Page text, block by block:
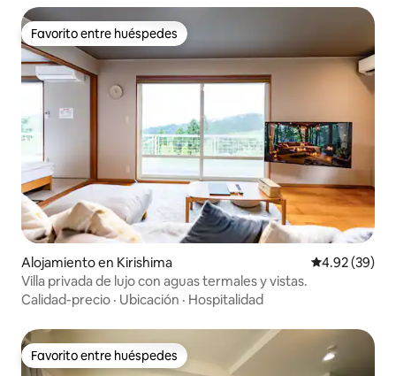
minutos en coche.
Favorito entre huéspedes
Favorito entre huéspedes
Alojamiento en Kirishima Calificación
4.92 (39)
Villa privada de lujo con aguas termales y vistas.
Calidad-precio · Ubicación · Hospitalidad
Favorito entre huéspedes
Favorito entre huéspedes